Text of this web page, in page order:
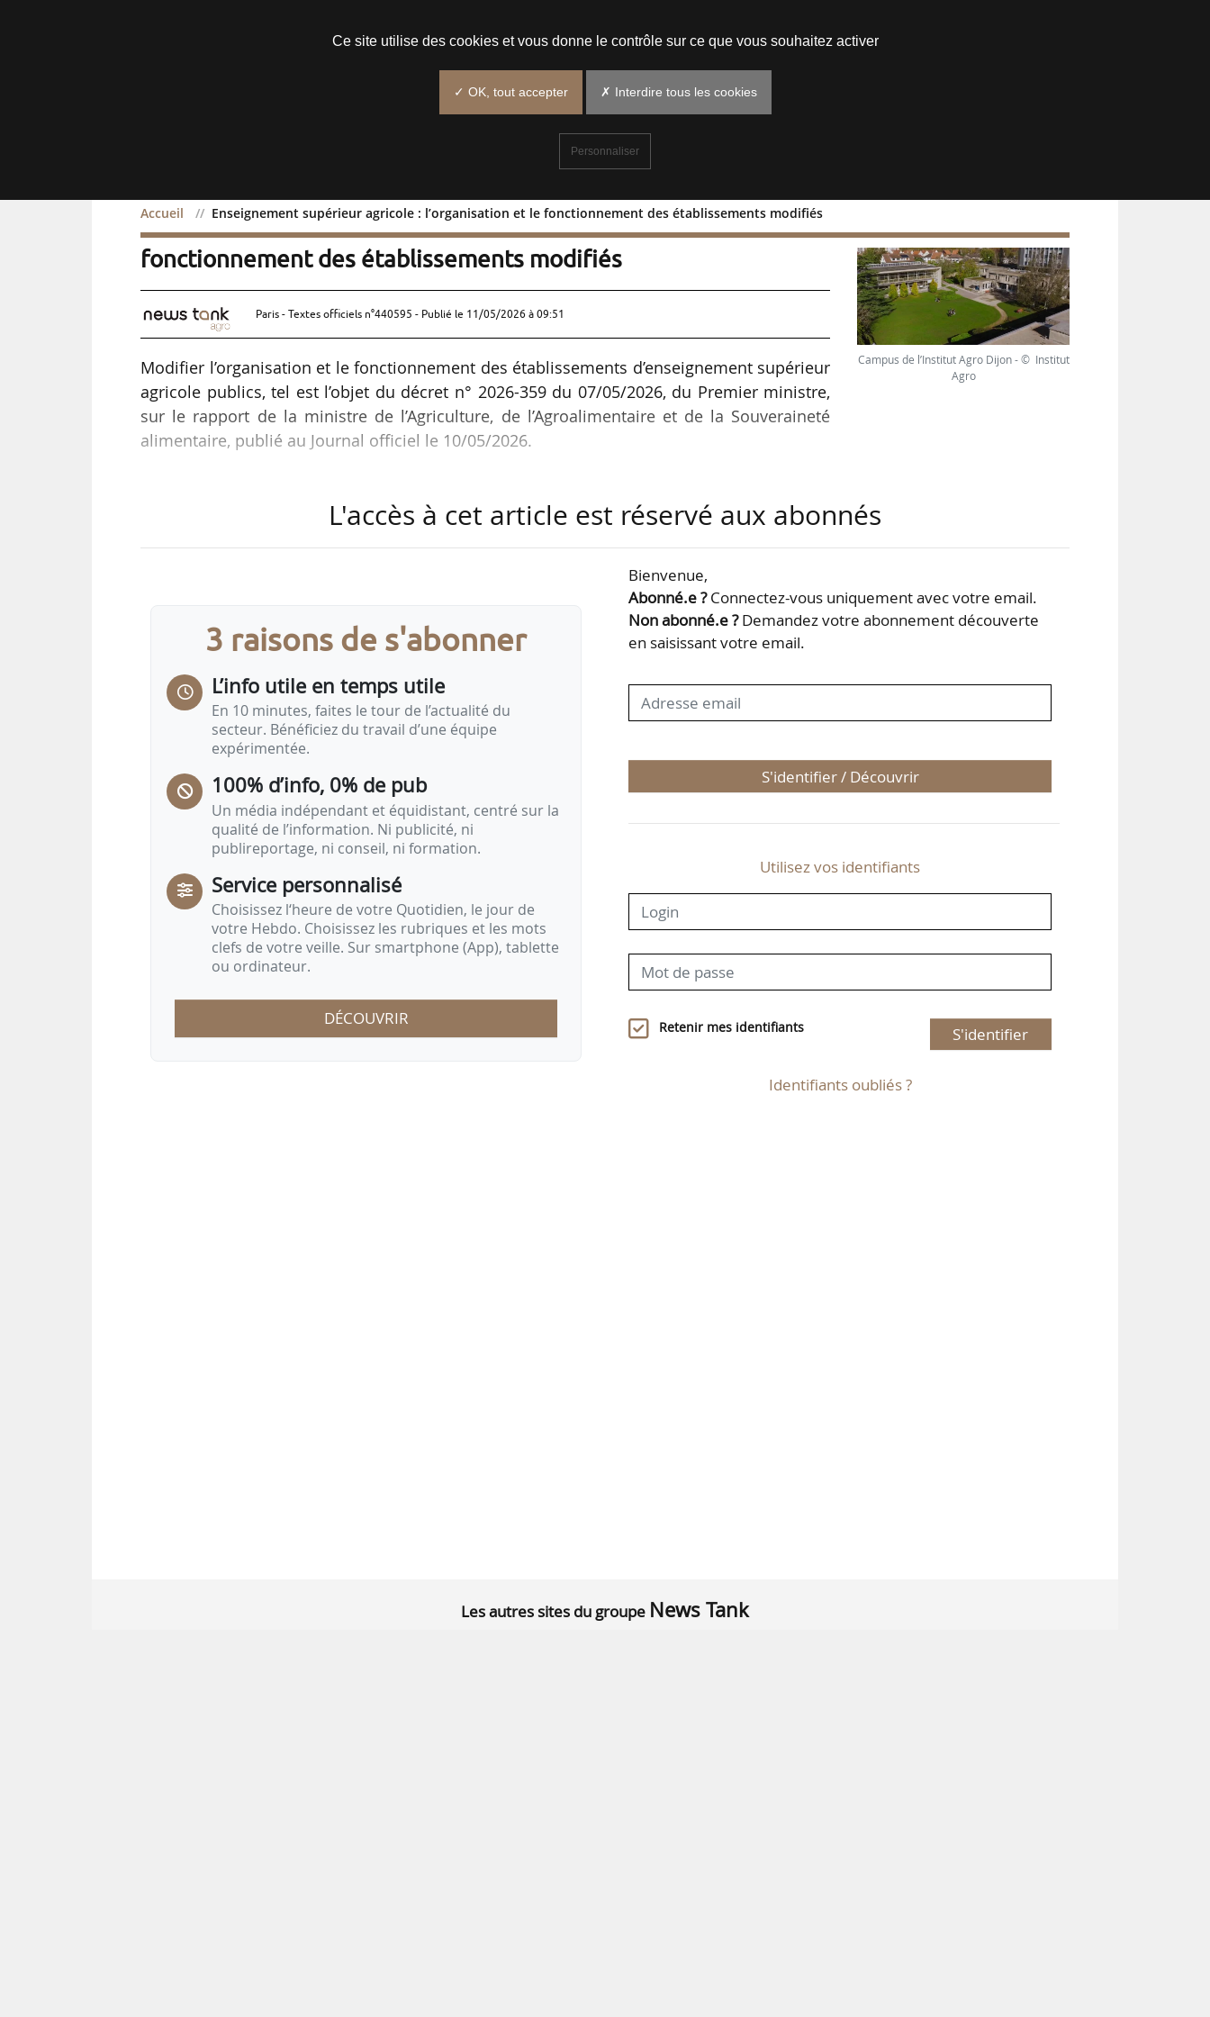
Accueil Enseignement supérieur agricole : l’organisation et le fonctionnement des établissements modifiés
Enseignement supérieur agricole : l’organisation et le
fonctionnement des établissements modifiés
Paris - Textes officiels n°440595 - Publié le 11/05/2026 à 09:51
Modifier l’organisation et le fonctionnement des établissements d’enseignement supérieur
agricole publics, tel est l’objet du décret n° 2026-359 du 07/05/2026, du Premier ministre,
sur le rapport de la ministre de l’Agriculture, de l’Agroalimentaire et de la Souveraineté
alimentaire, publié au Journal officiel le 10/05/2026.
• remplacer le scrutin uninominal par un scrutin plurinominal pour les élections au conseil
• prévoir une délégation de signature aux directeurs d’unités de recherche pour la gestion
Campus de l’Institut Agro Dijon - © Institut
Agro
L'accès à cet article est réservé aux abonnés
3 raisons de s'abonner
L’info utile en temps utile
En 10 minutes, faites le tour de l’actualité du
secteur. Bénéficiez du travail d’une équipe
expérimentée.
100% d’info, 0% de pub
Un média indépendant et équidistant, centré sur la
qualité de l’information. Ni publicité, ni
publireportage, ni conseil, ni formation.
Service personnalisé
Choisissez l‘heure de votre Quotidien, le jour de
votre Hebdo. Choisissez les rubriques et les mots
clefs de votre veille. Sur smartphone (App), tablette
ou ordinateur.
DÉCOUVRIR
Bienvenue,
Abonné.e ?Connectez-vous uniquement avec votre email.
Non abonné.e ?Demandez votre abonnement découverte
en saisissant votre email.
S'identifier / Découvrir
Utilisez vos identifiants
Retenir mes identifiants S'identifier
Identifiants oubliés ?
Les autres sites du groupe News Tank
Ce site utilise des cookies et vous donne le contrôle sur ce que vous souhaitez activer
✓ OK, tout accepter ✗ Interdire tous les cookies
Personnaliser